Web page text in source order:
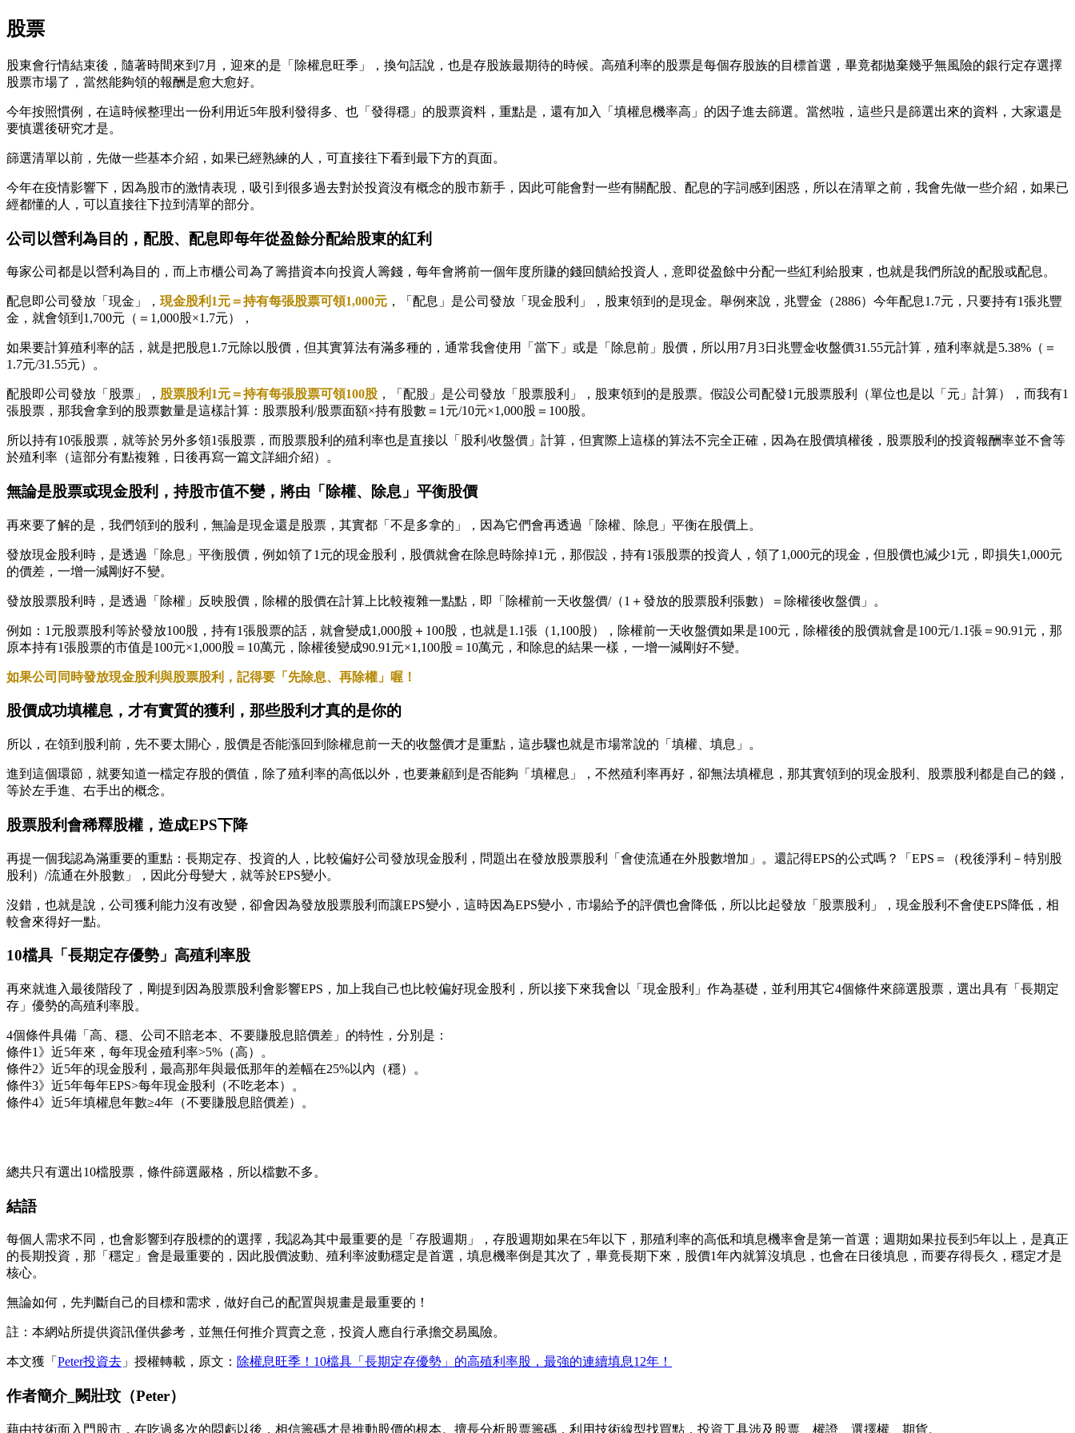
股票
股東會行情結束後，隨著時間來到7月，迎來的是「除權息旺季」，換句話說，也是存股族最期待的時候。高殖利率的股票是每個存股族的目標首選，畢竟都拋棄幾乎無風險的銀行定存選擇
股票市場了，當然能夠領的報酬是愈大愈好。
今年按照慣例，在這時候整理出一份利用近5年股利發得多、也「發得穩」的股票資料，重點是，還有加入「填權息機率高」的因子進去篩選。當然啦，這些只是篩選出來的資料，大家還是
要慎選後研究才是。
篩選清單以前，先做一些基本介紹，如果已經熟練的人，可直接往下看到最下方的頁面。
今年在疫情影響下，因為股市的激情表現，吸引到很多過去對於投資沒有概念的股市新手，因此可能會對一些有關配股、配息的字詞感到困惑，所以在清單之前，我會先做一些介紹，如果已
經都懂的人，可以直接往下拉到清單的部分。
公司以營利為目的，配股、配息即每年從盈餘分配給股東的紅利
每家公司都是以營利為目的，而上市櫃公司為了籌措資本向投資人籌錢，每年會將前一個年度所賺的錢回饋給投資人，意即從盈餘中分配一些紅利給股東，也就是我們所說的配股或配息。
配息即公司發放「現金」， 現金股利1元＝持有每張股票可領1,000元 ，「配息」是公司發放「現金股利」，股東領到的是現金。舉例來說，兆豐金（2886）今年配息1.7元，只要持有1張兆豐
金，就會領到1,700元（＝1,000股×1.7元），
如果要計算殖利率的話，就是把股息1.7元除以股價，但其實算法有滿多種的，通常我會使用「當下」或是「除息前」股價，所以用7月3日兆豐金收盤價31.55元計算，殖利率就是5.38%（＝
1.7元/31.55元）。
配股即公司發放「股票」， 股票股利1元＝持有每張股票可領100股 ，「配股」是公司發放「股票股利」，股東領到的是股票。假設公司配發1元股票股利（單位也是以「元」計算），而我有1
張股票，那我會拿到的股票數量是這樣計算：股票股利/股票面額×持有股數＝1元/10元×1,000股＝100股。
所以持有10張股票，就等於另外多領1張股票，而股票股利的殖利率也是直接以「股利/收盤價」計算，但實際上這樣的算法不完全正確，因為在股價填權後，股票股利的投資報酬率並不會等
於殖利率（這部分有點複雜，日後再寫一篇文詳細介紹）。
無論是股票或現金股利，持股市值不變，將由「除權、除息」平衡股價
再來要了解的是，我們領到的股利，無論是現金還是股票，其實都「不是多拿的」，因為它們會再透過「除權、除息」平衡在股價上。
發放現金股利時，是透過「除息」平衡股價，例如領了1元的現金股利，股價就會在除息時除掉1元，那假設，持有1張股票的投資人，領了1,000元的現金，但股價也減少1元，即損失1,000元
的價差，一增一減剛好不變。
發放股票股利時，是透過「除權」反映股價，除權的股價在計算上比較複雜一點點，即「除權前一天收盤價/（1＋發放的股票股利張數）＝除權後收盤價」。
例如：1元股票股利等於發放100股，持有1張股票的話，就會變成1,000股＋100股，也就是1.1張（1,100股），除權前一天收盤價如果是100元，除權後的股價就會是100元/1.1張＝90.91元，那
原本持有1張股票的市值是100元×1,000股＝10萬元，除權後變成90.91元×1,100股＝10萬元，和除息的結果一樣，一增一減剛好不變。
如果公司同時發放現金股利與股票股利，記得要「先除息、再除權」喔！
股價成功填權息，才有實質的獲利，那些股利才真的是你的
所以，在領到股利前，先不要太開心，股價是否能漲回到除權息前一天的收盤價才是重點，這步驟也就是市場常說的「填權、填息」。
進到這個環節，就要知道一檔定存股的價值，除了殖利率的高低以外，也要兼顧到是否能夠「填權息」，不然殖利率再好，卻無法填權息，那其實領到的現金股利、股票股利都是自己的錢，
等於左手進、右手出的概念。
股票股利會稀釋股權，造成EPS下降
再提一個我認為滿重要的重點：長期定存、投資的人，比較偏好公司發放現金股利，問題出在發放股票股利「會使流通在外股數增加」。還記得EPS的公式嗎？「EPS＝（稅後淨利－特別股
股利）/流通在外股數」，因此分母變大，就等於EPS變小。
沒錯，也就是說，公司獲利能力沒有改變，卻會因為發放股票股利而讓EPS變小，這時因為EPS變小，市場給予的評價也會降低，所以比起發放「股票股利」，現金股利不會使EPS降低，相
較會來得好一點。
10檔具「長期定存優勢」高殖利率股
再來就進入最後階段了，剛提到因為股票股利會影響EPS，加上我自己也比較偏好現金股利，所以接下來我會以「現金股利」作為基礎，並利用其它4個條件來篩選股票，選出具有「長期定
存」優勢的高殖利率股。
4個條件具備「高、穩、公司不賠老本、不要賺股息賠價差」的特性，分別是：
條件1》近5年來，每年現金殖利率>5%（高）。
條件2》近5年的現金股利，最高那年與最低那年的差幅在25%以內（穩）。
條件3》近5年每年EPS>每年現金股利（不吃老本）。
條件4》近5年填權息年數≥4年（不要賺股息賠價差）。
總共只有選出10檔股票，條件篩選嚴格，所以檔數不多。
結語
每個人需求不同，也會影響到存股標的的選擇，我認為其中最重要的是「存股週期」，存股週期如果在5年以下，那殖利率的高低和填息機率會是第一首選；週期如果拉長到5年以上，是真正
的長期投資，那「穩定」會是最重要的，因此股價波動、殖利率波動穩定是首選，填息機率倒是其次了，畢竟長期下來，股價1年內就算沒填息，也會在日後填息，而要存得長久，穩定才是
核心。
無論如何，先判斷自己的目標和需求，做好自己的配置與規畫是最重要的！
註：本網站所提供資訊僅供參考，並無任何推介買賣之意，投資人應自行承擔交易風險。
本文獲「 Peter投資去 」授權轉載，原文： 除權息旺季！10檔具「長期定存優勢」的高殖利率股，最強的連續填息12年！
作者簡介_闕壯玟（Peter）
藉由技術面入門股市，在吃過多次的悶虧以後，相信籌碼才是推動股價的根本。擅長分析股票籌碼，利用技術線型找買點，投資工具涉及股票、權證、選擇權、期貨。